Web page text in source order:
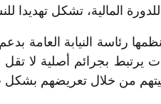
المالية، تشكل تهديدا
رئاسة النيابة
يرتبط بجرائم أصلية لا
من خلال تعريضهم